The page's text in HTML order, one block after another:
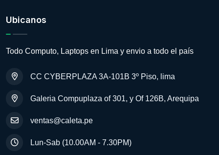
Ubicanos
Todo Computo, Laptops en Lima y envio a todo el país
CC CYBERPLAZA 3A-101B 3º Piso, lima
Galeria Compuplaza of 301, y Of 126B, Arequipa
ventas@caleta.pe
Lun-Sab (10.00AM - 7.30PM)